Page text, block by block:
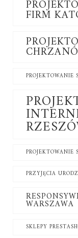
FIRM
PROJEKTOWANIE
PRZYJĘCIA
WARSZAWA
SKLEPY